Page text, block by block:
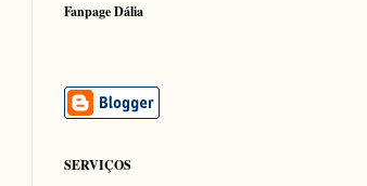
Fanpage Dália
SERVIÇOS